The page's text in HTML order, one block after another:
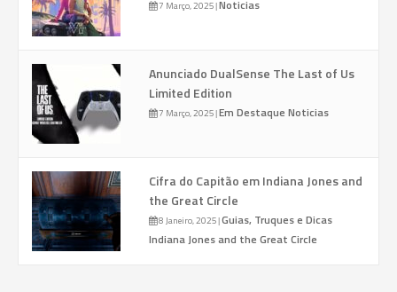
7 Março, 2025|Noticias
Anunciado DualSense The Last of Us
Limited Edition
7 Março, 2025|Em Destaque Noticias
Cifra do Capitão em Indiana Jones and
the Great Circle
8 Janeiro, 2025|Guias, Truques e Dicas
Indiana Jones and the Great Circle